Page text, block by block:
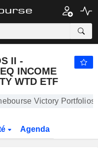
II -
INCOME
WTD ETF
Victory
Agenda